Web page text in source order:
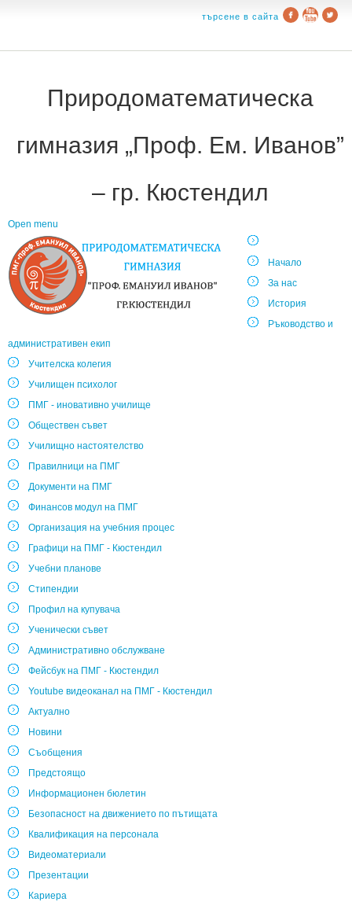
търсене в сайта
Природоматематическа
гимназия „Проф. Ем. Иванов”
– гр. Кюстендил
Open menu
Начало
За нас
История
Ръководство и
административен екип
Учителска колегия
Училищен психолог
ПМГ - иновативно училище
Обществен съвет
Училищно настоятелство
Правилници на ПМГ
Документи на ПМГ
Финансов модул на ПМГ
Организация на учебния процес
Графици на ПМГ - Кюстендил
Учебни планове
Стипендии
Профил на купувача
Ученически съвет
Административно обслужване
Фейсбук на ПМГ - Кюстендил
Youtube видеоканал на ПМГ - Кюстендил
Актуално
Новини
Съобщения
Предстоящо
Информационен бюлетин
Безопасност на движението по пътищата
Квалификация на персонала
Видеоматериали
Презентации
Кариера